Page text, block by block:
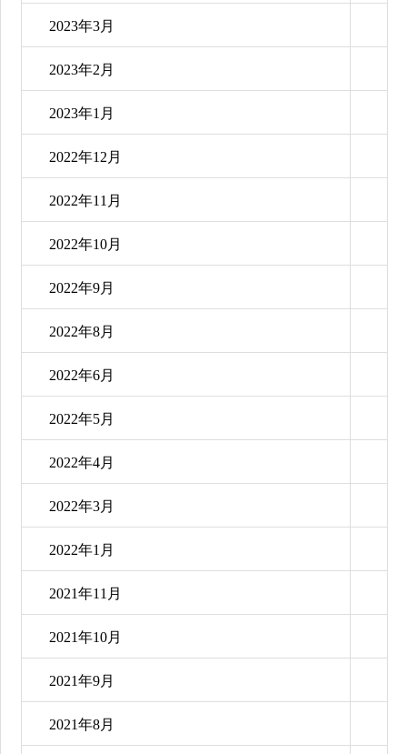
2023年3月
2023年2月
2023年1月
2022年12月
2022年11月
2022年10月
2022年9月
2022年8月
2022年6月
2022年5月
2022年4月
2022年3月
2022年1月
2021年11月
2021年10月
2021年9月
2021年8月